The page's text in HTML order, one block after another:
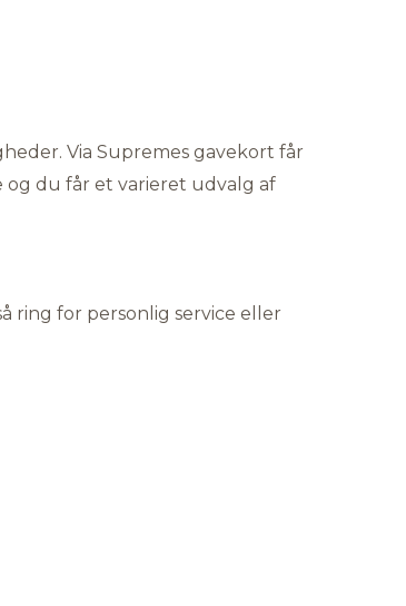
Via Supremes gavekort får
du får et varieret udvalg af
ring for personlig service eller